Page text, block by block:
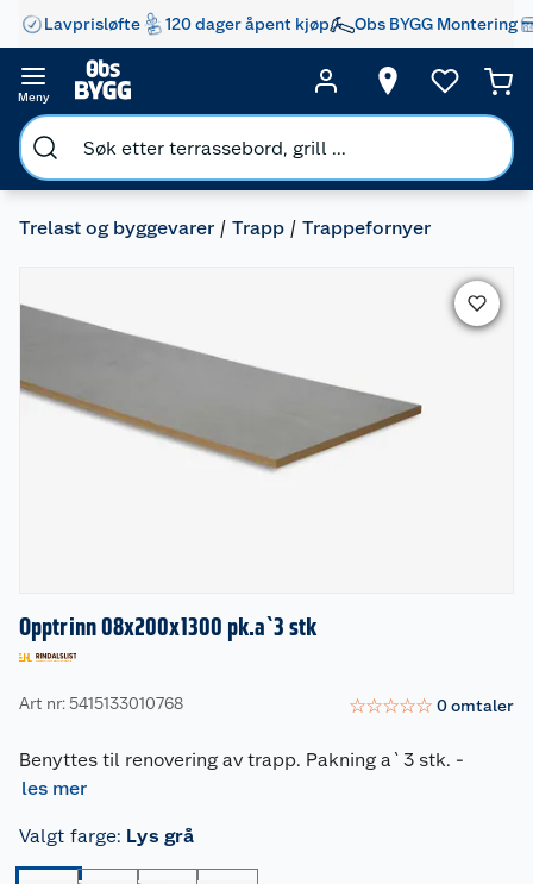
Lavprisløfte 120 dager åpent kjøp Obs BYGG Montering
Meny
Trelast og byggevarer Trapp Trappefornyer
Opptrinn 08x200x1300 pk.a`3 stk
Art nr: 5415133010768 ☆☆☆☆☆ 0omtaler
Benyttes til renovering av trapp. Pakning a`3 stk. -
les mer
Valgt farge: Lys grå